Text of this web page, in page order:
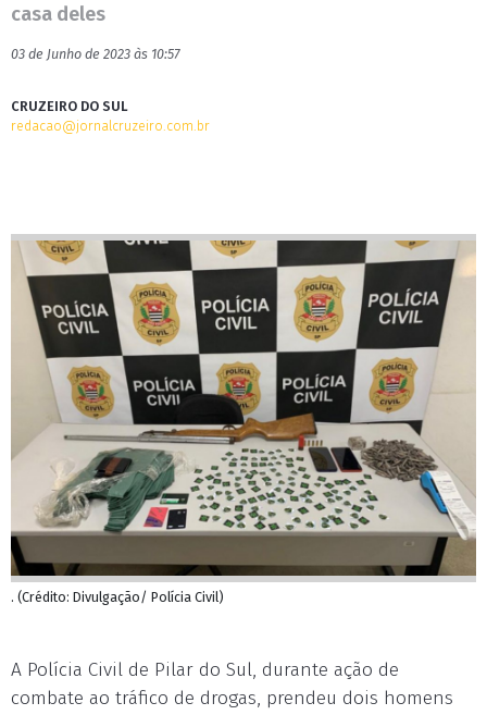
casa deles
03 de Junho de 2023 às 10:57
CRUZEIRO DO SUL
redacao@jornalcruzeiro.com.br
. (Crédito: Divulgação/ Polícia Civil)
A Polícia Civil de Pilar do Sul, durante ação de
combate ao tráfico de drogas, prendeu dois homens